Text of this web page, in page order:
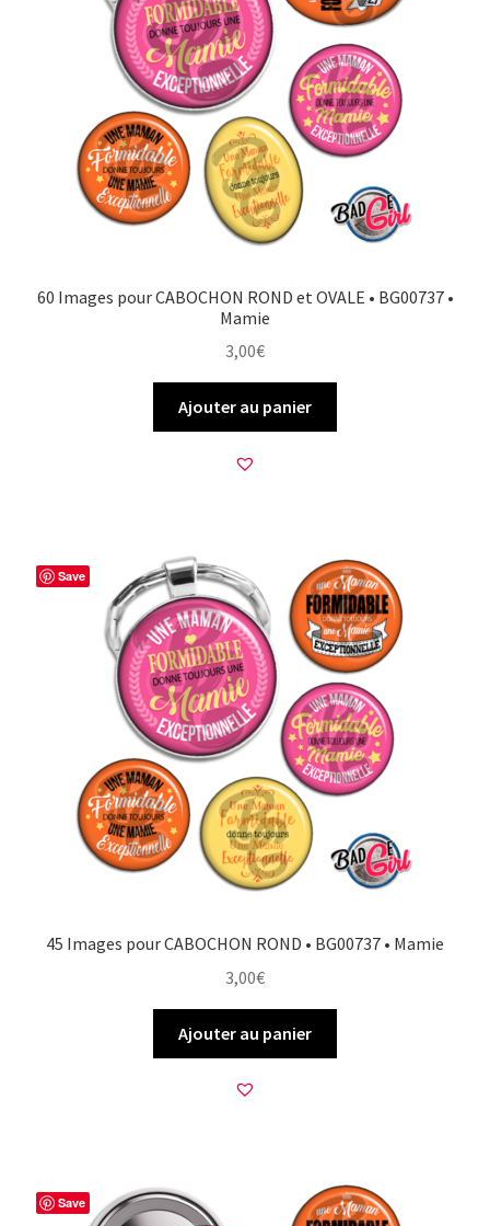
60 Images pour CABOCHON ROND et OVALE • BG00737 •
Mamie
3,00€
Ajouter au panier
Save
45 Images pour CABOCHON ROND • BG00737 • Mamie
3,00€
Ajouter au panier
Save